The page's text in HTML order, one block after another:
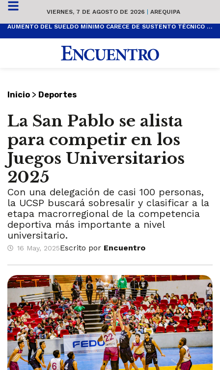
VIERNES, 7 DE AGOSTO DE 2026 | AREQUIPA
AUMENTO DEL SUELDO MÍNIMO CARECE DE SUSTENTO TÉCNICO Y ES POPULISTA
Inicio > Deportes
La San Pablo se alista
para competir en los
Juegos Universitarios
2025
Con una delegación de casi 100 personas,
la UCSP buscará sobresalir y clasificar a la
etapa macrorregional de la competencia
deportiva más importante a nivel
universitario.
16 May, 2025Escrito por Encuentro